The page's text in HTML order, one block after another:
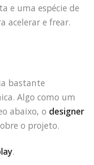
e uma espécie de
acelerar e frear.
bastante
Algo como um
abaixo, o designer
o projeto.
.